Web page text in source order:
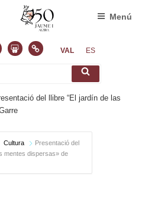
Slideshare
NormasVAL ES
Cerca
Menú
del llibre “El jardín de las
Cultura
Presentació del
mentes dispersas» de